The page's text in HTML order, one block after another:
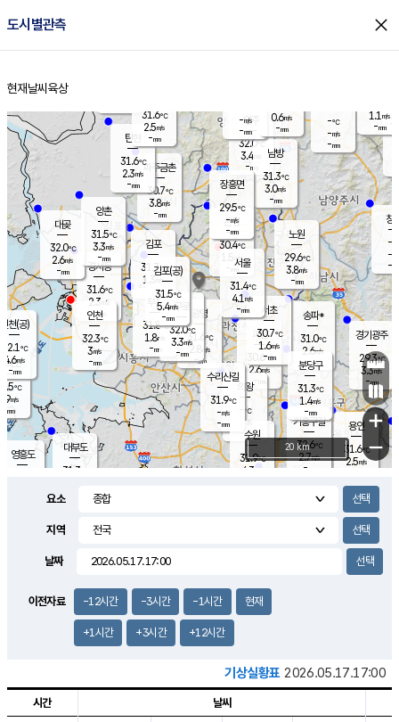
도시별관측 close
홈
현재날씨 육상
의도
℃
m/s
mm
영흥도
양주
32.0℃
3.4
-mm
과천
30.6℃
2.6m/s
- mm
용인
31.6℃
2.5m/s
경기광주
29.3℃
3.3m/s
-mm
3.3m/s
대부도
31.3
경서동
31.6℃
2.3 m/s
-mm
파주금촌
30.7℃
3.8m/s
-mm
-℃
-m/s
-mm
대곶
32.0℃
2.6m/s
-mm
창
-
-m/
-
탄현
31.6℃
2.3m/s
-mm
1.1 m/s
-mm
의왕
- ℃
m/s
mm
김포
31.7℃
1.3 m/s
mm
광명
31.6 ℃
2.8 m/s
-mm
부천
31.8℃
1.8m/s
-mm
양촌
31.5℃
3.3m/s
-mm
구로
32.0℃
3.3m/s
-mm
은평
30.4℃
1.5 m/s
- mm
노원
29.6℃
3.8m/s
-mm
송파*
31.0℃
2.6m/s
-mm
서초
30.7℃
1.6m/s
-mm
남방
31.3℃
3.0m/s
-mm
기흥구갈
32.6℃
2.7m/s
-
수리산길
31.9℃
-m/s
-mm
분당구
31.3℃
1.4m/s
-mm
장흥면
29.5℃
-m/s
-mm
-m/s
-mm
인천(공)
32.1℃
4.6m/s
-mm
김포(공)
31.5℃
5.4m/s
-mm
수원
31.9℃
4.3 m/s
인천
32.3℃
3m/s
-mm
서울
31.4℃
4.1 m/s
-mm
31.6℃
2.5m/s
-mm
0.6m/s
-mm
+
−
20 km
요소
지역
날짜
이전자료 -12시간 -3시간 -1시간 현재
+1시간 +3시간 +12시간
기상실황표 2026.05.17.17:00
시간 날씨